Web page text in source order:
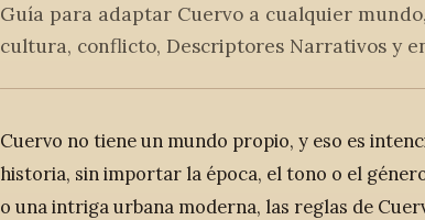
Guía para adaptar Cuervo a cualquier
cultura, conflicto, Descriptores Narrativos y
Cuervo no tiene un mundo propio, y eso es
historia, sin importar la época, el tono o el
o una intriga urbana moderna, las reglas de